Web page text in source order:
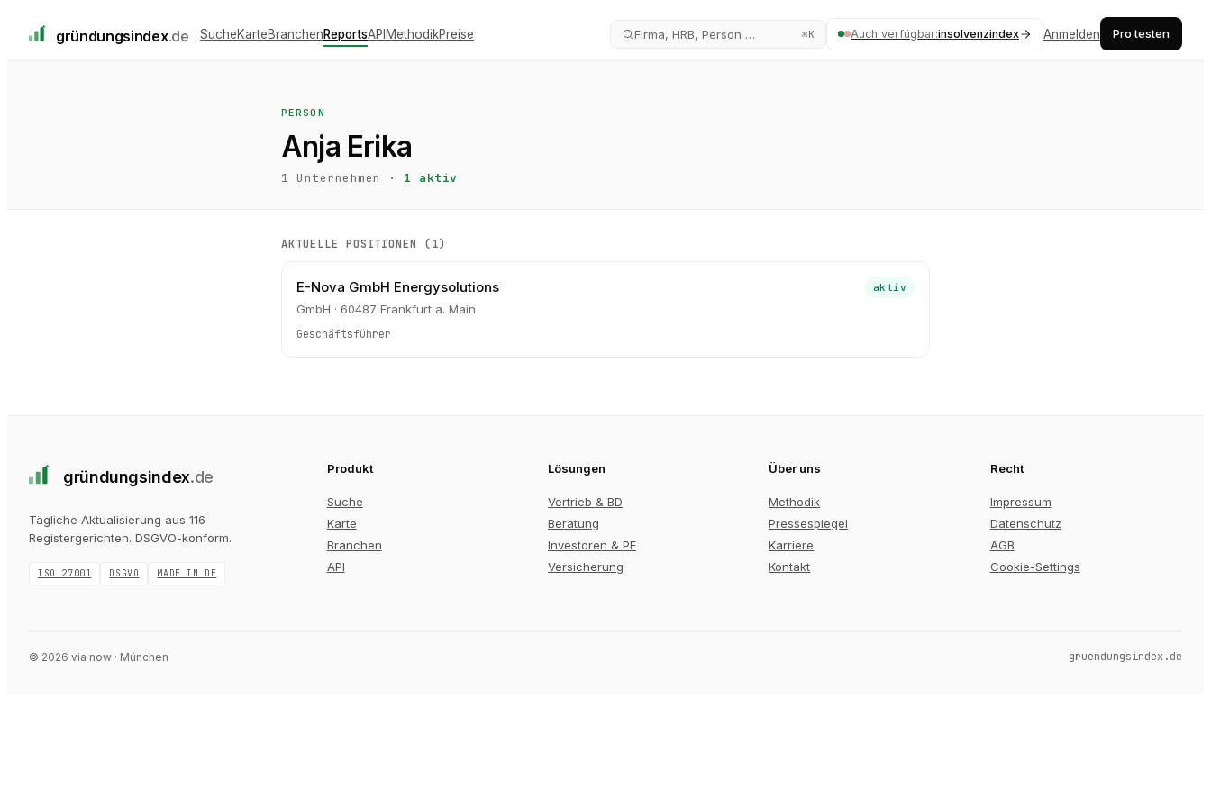
gründungsindex.de SucheKarteBranchenReportsAPIMethodikPreise Firma, HRB, Person … ⌘K Auch verfügbar:insolvenzindex Anmelden Pro testen
PERSON
Anja Erika
1 Unternehmen · 1 aktiv
AKTUELLE POSITIONEN (1)
E-Nova GmbH Energysolutions
GmbH · 60487 Frankfurt a. Main
aktiv
Geschäftsführer
gründungsindex.de
Tägliche Aktualisierung aus 116
Registergerichten. DSGVO-konform.
ISO 27001 DSGVO MADE IN DE
Produkt
Suche
Karte
Branchen
API
Lösungen
Vertrieb & BD
Beratung
Investoren & PE
Versicherung
Über uns
Methodik
Pressespiegel
Karriere
Kontakt
Recht
Impressum
Datenschutz
AGB
Cookie-Settings
© 2026 via now · München gruendungsindex.de